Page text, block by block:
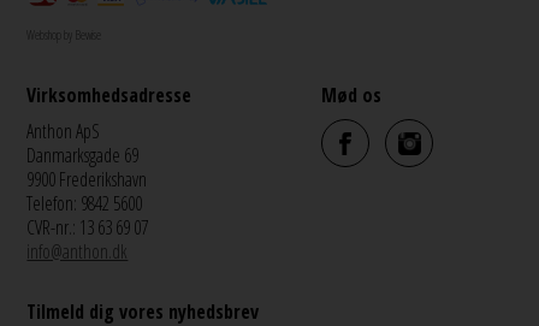
Webshop by Bewise
Virksomhedsadresse
Anthon ApS
Danmarksgade 69
9900 Frederikshavn
Telefon: 9842 5600
CVR-nr.: 13 63 69 07
info@anthon.dk
Mød os
Tilmeld dig vores nyhedsbrev